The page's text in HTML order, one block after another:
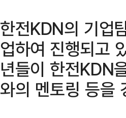
한전KDN의 기업
업하여 진행되고
년들이 한전KDN
와의 멘토링 등을